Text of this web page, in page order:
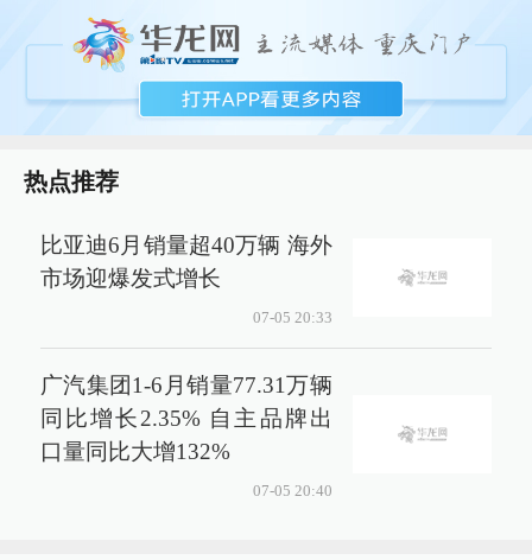
热点推荐
比亚迪6月销量超40万辆 海外
市场迎爆发式增长
07-05 20:33
广汽集团1-6月销量77.31万辆
同比增长2.35% 自主品牌出
口量同比大增132%
07-05 20:40